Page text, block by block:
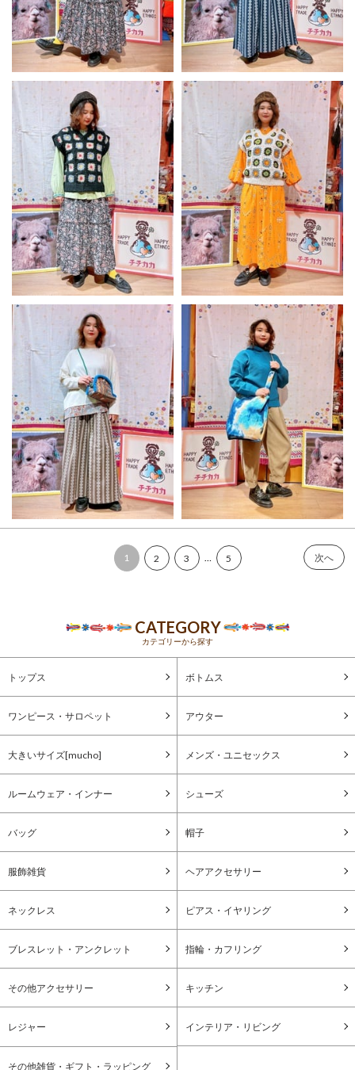
1 2 3 … 5 次へ
CATEGORY
カテゴリーから探す
トップス ボトムス
ワンピース・サロペット アウター
大きいサイズ[mucho] メンズ・ユニセックス
ルームウェア・インナー シューズ
バッグ 帽子
服飾雑貨 ヘアアクセサリー
ネックレス ピアス・イヤリング
ブレスレット・アンクレット 指輪・カフリング
その他アクセサリー キッチン
レジャー インテリア・リビング
その他雑貨・ギフト・ラッピング